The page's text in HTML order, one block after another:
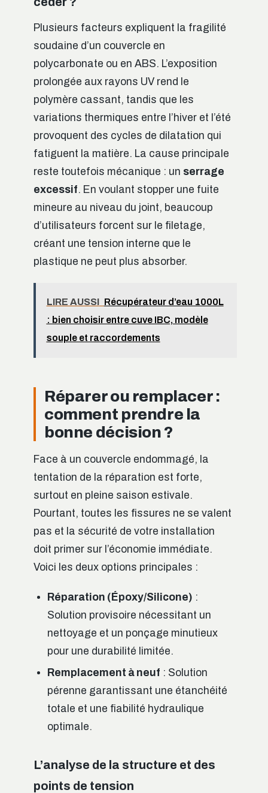
Plusieurs facteurs expliquent la fragilité
soudaine d’un couvercle en
polycarbonate ou en ABS. L’exposition
prolongée aux rayons UV rend le
polymère cassant, tandis que les
variations thermiques entre l’hiver et l’été
provoquent des cycles de dilatation qui
fatiguent la matière. La cause principale
reste toutefois mécanique : un serrage
excessif. En voulant stopper une fuite
mineure au niveau du joint, beaucoup
d’utilisateurs forcent sur le filetage,
créant une tension interne que le
plastique ne peut plus absorber.
LIRE AUSSI Récupérateur d’eau 1000L
: bien choisir entre cuve IBC, modèle
souple et raccordements
Réparer ou remplacer :
comment prendre la
bonne décision ?
Face à un couvercle endommagé, la
tentation de la réparation est forte,
surtout en pleine saison estivale.
Pourtant, toutes les fissures ne se valent
pas et la sécurité de votre installation
doit primer sur l’économie immédiate.
Voici les deux options principales :
Réparation (Époxy/Silicone) :
Solution provisoire nécessitant un
nettoyage et un ponçage minutieux
pour une durabilité limitée.
Remplacement à neuf : Solution
pérenne garantissant une étanchéité
totale et une fiabilité hydraulique
optimale.
L’analyse de la structure et des
points de tension